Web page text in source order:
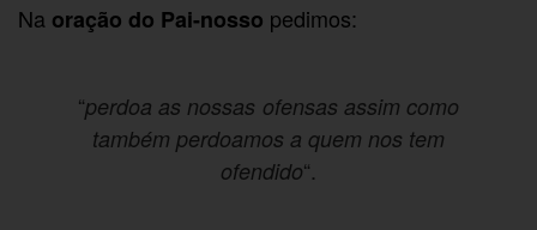
Na oração do Pai-nosso pedimos:
“perdoa as nossas ofensas assim como
também perdoamos a quem nos tem
ofendido“.